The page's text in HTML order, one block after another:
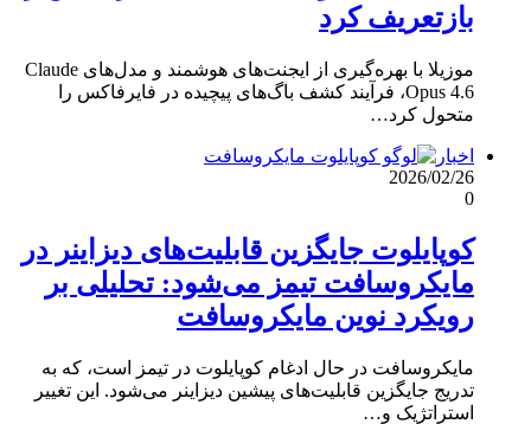
بازتعریف کرد
موزیلا با بهره‌گیری از ایجنت‌های هوشمند و مدل‌های Claude
Opus 4.6، فرآیند کشف باگ‌های پیچیده در فایرفاکس را
متحول کرد…
اخبار
2026/02/26
0
کوپایلوت جایگزین قابلیت‌های دیزاینر در
مایکروسافت تیمز می‌شود: تحلیلی بر
رویکرد نوین مایکروسافت
مایکروسافت در حال ادغام کوپایلوت در تیمز است، که به
تدریج جایگزین قابلیت‌های پیشین دیزاینر می‌شود. این تغییر
استراتژیک و…